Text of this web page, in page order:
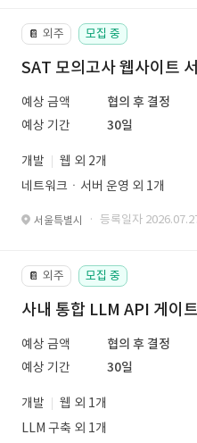
📔 외주 모집 중
SAT 모의고사 웹사이트
예상 금액
협의 후 결정
예상 기간
30일
개발
웹 외 2개
네트워크ㆍ서버 운영 외 1개
서울특별시 · 등록일자
📔 외주 모집 중
사내 통합 LLM API 게이
예상 금액
협의 후 결정
예상 기간
30일
개발
웹 외 1개
LLM 구축 외 1개